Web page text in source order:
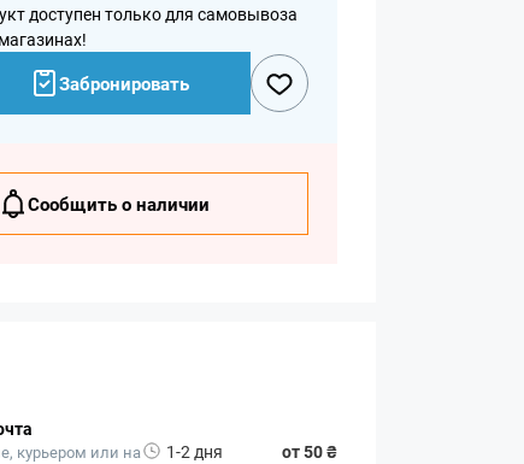
доступен только для самовывоза
Забронировать
Сообщить о наличии
курьером или на
1-2 дня от 50 ₴